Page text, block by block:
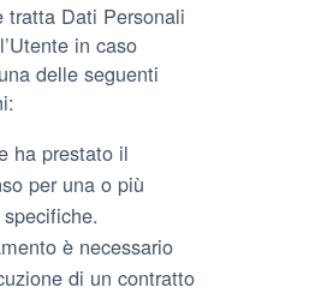
tratta Dati Personali
in caso
delle seguenti
ha prestato il
per una o più
è necessario
di un contratto